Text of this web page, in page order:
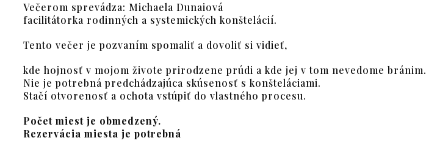
Večerom sprevádza: Michaela Dunaiová
facilitátorka rodinných a systemických konštelácií.
Tento večer je pozvaním spomaliť a dovoliť si vidieť,
kde hojnosť v mojom živote prirodzene prúdi a kde jej v tom nevedome bránim.
Nie je potrebná predchádzajúca skúsenosť s konšteláciami.
Stačí otvorenosť a ochota vstúpiť do vlastného procesu.
Počet miest je obmedzený.
Rezervácia miesta je potrebná